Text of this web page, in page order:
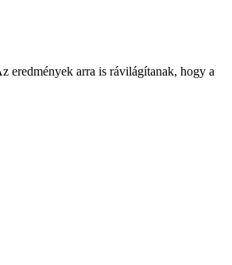
eredmények arra is rávilágítanak, hogy a